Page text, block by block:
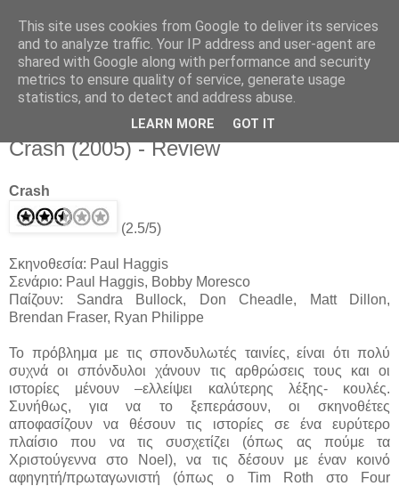
Movies For The Masses
Challenging common sense since 2004
Sunday, September 11, 2005
Crash (2005) - Review
Crash
(2.5/5)
Σκηνοθεσία: Paul Haggis
Σενάριο: Paul Haggis, Bobby Moresco
Παίζουν: Sandra Bullock, Don Cheadle, Matt Dillon,
Brendan Fraser, Ryan Philippe
Το πρόβλημα με τις σπονδυλωτές ταινίες, είναι ότι πολύ
συχνά οι σπόνδυλοι χάνουν τις αρθρώσεις τους και οι
ιστορίες μένουν –ελλείψει καλύτερης λέξης- κουλές.
Συνήθως, για να το ξεπεράσουν, οι σκηνοθέτες
αποφασίζουν να θέσουν τις ιστορίες σε ένα ευρύτερο
πλαίσιο που να τις συσχετίζει (όπως ας πούμε τα
Χριστούγεννα στο Noel), να τις δέσουν με έναν κοινό
αφηγητή/πρωταγωνιστή (όπως ο Tim Roth στο Four
This site uses cookies from Google to deliver its services
and to analyze traffic. Your IP address and user-agent are
shared with Google along with performance and security
metrics to ensure quality of service, generate usage
statistics, and to detect and address abuse.
LEARN MORE GOT IT